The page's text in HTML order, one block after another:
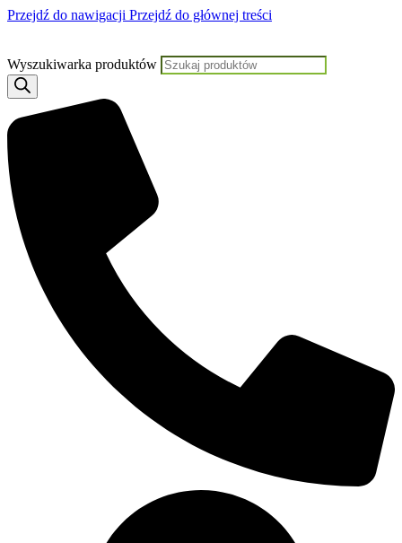
Przejdź do nawigacji Przejdź do głównej treści
Wyszukiwarka produktów